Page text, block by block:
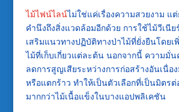
ไม้ไฟน์ไลน์ไม่ใช่แค่เรื่องความสวยงาม แ
คำนึงถึงสิ่งแวดล้อมอีกด้วย การใช้ไม้วีเนีย
เสริมแนวทางปฏิบัติทางป่าไม้ที่ยั่งยืนโดย
ไม้ที่เก็บเกี่ยวแต่ละต้น นอกจากนี้ ความมั่
ลดการสูญเสียระหว่างการก่อสร้างอันเนื่อ
หรือแตกร้าว ทำให้เป็นตัวเลือกที่เป็นมิตร
มากกว่าไม้เนื้อแข็งในบางแอปพลิเคชัน